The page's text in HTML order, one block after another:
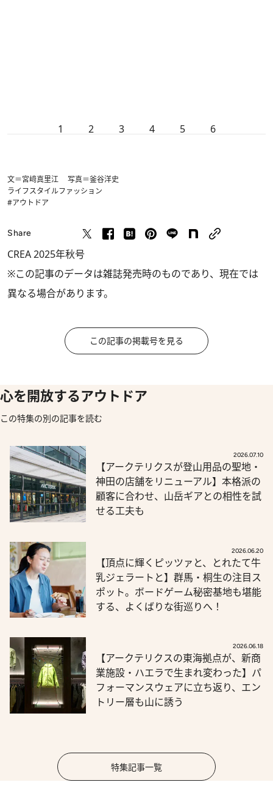
1 2 3 4 5 6
文＝宮﨑真里江 写真＝釜谷洋史
ライフスタイルファッション
#アウトドア
Share
CREA 2025年秋号
※この記事のデータは雑誌発売時のものであり、現在では
異なる場合があります。
この記事の掲載号を見る
心を開放するアウトドア
この特集の別の記事を読む
2026.07.10
【アークテリクスが登山用品の聖地・
神田の店舗をリニューアル】本格派の
顧客に合わせ、山岳ギアとの相性を試
せる工夫も
2026.06.20
【頂点に輝くピッツァと、とれたて牛
乳ジェラートと】群馬・桐生の注目ス
ポット。ボードゲーム秘密基地も堪能
する、よくばりな街巡りへ！
2026.06.18
【アークテリクスの東海拠点が、新商
業施設・ハエラで生まれ変わった】パ
フォーマンスウェアに立ち返り、エン
トリー層も山に誘う
特集記事一覧